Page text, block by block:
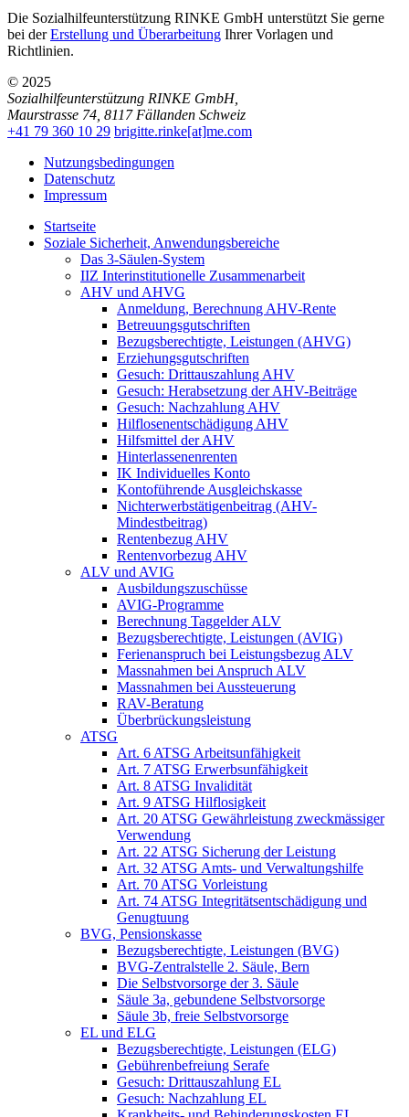
Die Sozialhilfeunterstützung RINKE GmbH unterstützt Sie gerne
bei derErstellung und Überarbeitung Ihrer Vorlagen und
Richtlinien.
© 2025
Sozialhilfeunterstützung RINKE GmbH,
Maurstrasse 74 8117 Fällanden Schweiz
+41 79 360 10 29 brigitte.rinke[at]me.com
Nutzungsbedingungen
Datenschutz
Impressum
Startseite
Soziale Sicherheit, Anwendungsbereiche
Das 3-Säulen-System
IIZ Interinstitutionelle Zusammenarbeit
AHV und AHVG
Anmeldung, Berechnung AHV-Rente
Betreuungsgutschriften
Bezugsberechtigte, Leistungen (AHVG)
Erziehungsgutschriften
Gesuch: Drittauszahlung AHV
Gesuch: Herabsetzung der AHV-Beiträge
Gesuch: Nachzahlung AHV
Hilflosenentschädigung AHV
Hilfsmittel der AHV
Hinterlassenenrenten
IK Individuelles Konto
Kontoführende Ausgleichskasse
Nichterwerbstätigenbeitrag (AHV-
Mindestbeitrag)
Rentenbezug AHV
Rentenvorbezug AHV
ALV und AVIG
Ausbildungszuschüsse
AVIG-Programme
Berechnung Taggelder ALV
Bezugsberechtigte, Leistungen (AVIG)
Ferienanspruch bei Leistungsbezug ALV
Massnahmen bei Anspruch ALV
Massnahmen bei Aussteuerung
RAV-Beratung
Überbrückungsleistung
ATSG
Art. 6 ATSG Arbeitsunfähigkeit
Art. 7 ATSG Erwerbsunfähigkeit
Art. 8 ATSG Invalidität
Art. 9 ATSG Hilflosigkeit
Art. 20 ATSG Gewährleistung zweckmässiger
Verwendung
Art. 22 ATSG Sicherung der Leistung
Art. 32 ATSG Amts- und Verwaltungshilfe
Art. 70 ATSG Vorleistung
Art. 74 ATSG Integritätsentschädigung und
Genugtuung
BVG, Pensionskasse
Bezugsberechtigte, Leistungen (BVG)
BVG-Zentralstelle 2. Säule, Bern
Die Selbstvorsorge der 3. Säule
Säule 3a, gebundene Selbstvorsorge
Säule 3b, freie Selbstvorsorge
EL und ELG
Bezugsberechtigte, Leistungen (ELG)
Gebührenbefreiung Serafe
Gesuch: Drittauszahlung EL
Gesuch: Nachzahlung EL